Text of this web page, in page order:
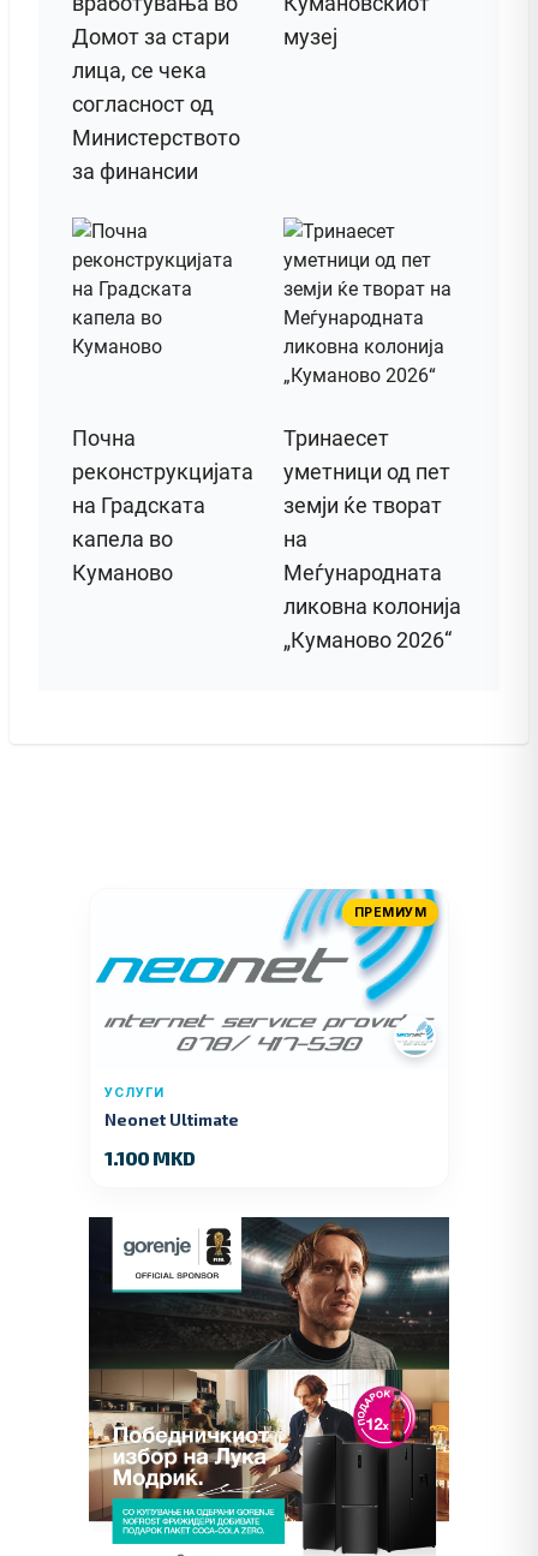
Домот за стари
лица, се чека
согласност од
Министерството
за финансии
музеј
Почна
реконструкцијата
на Градската
капела во
Куманово
Тринаесет
уметници од пет
земји ќе творат
на
Меѓународната
ликовна колонија
„Куманово 2026“
ПРЕМИУМ
УСЛУГИ
Neonet Ultimate
1.100 MKD